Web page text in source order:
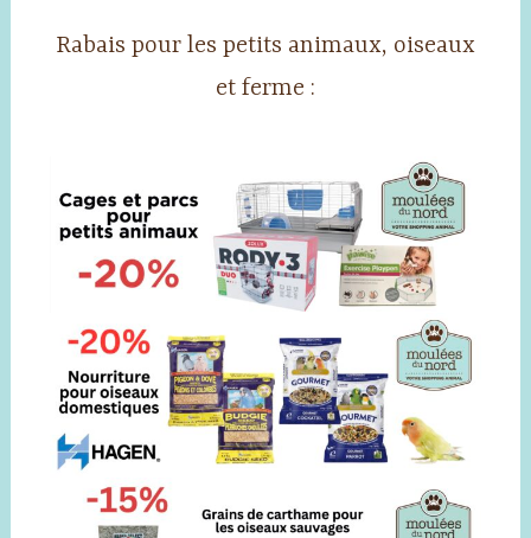
Rabais pour les petits animaux, oiseaux
et ferme :